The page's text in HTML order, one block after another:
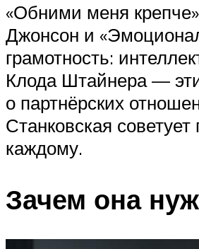
«Обними меня
Джонсон и
грамотность:
Клода Штайнера —
о партнёрских
Станковская советует
каждому.
Зачем она